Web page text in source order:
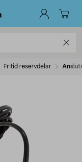
Fritid reservdelar